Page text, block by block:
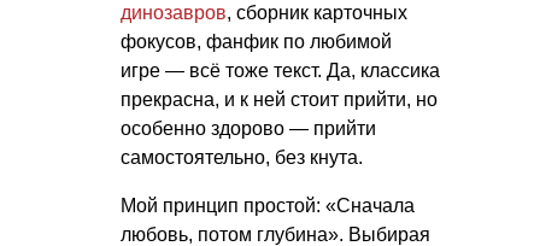
динозавров, сборник карточных
фокусов, фанфик по любимой
игре — всё тоже текст. Да, классика
прекрасна, и к ней стоит прийти, но
особенно здорово — прийти
самостоятельно, без кнута.
Мой принцип простой: «Сначала
любовь, потом глубина». Выбирая